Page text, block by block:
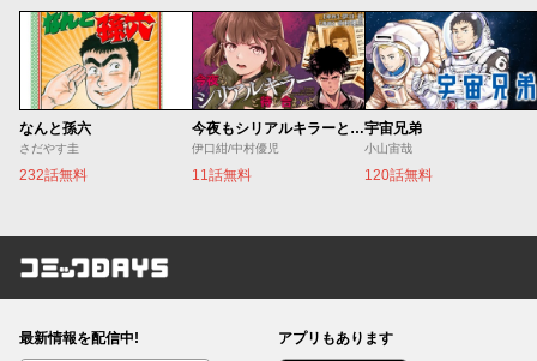
なんと孫六
さだやす圭
232話無料
今夜もシリアルキラーと待ち合わせ
伊口紺/中村優児
11話無料
宇宙兄弟
小山宙哉
120話無料
コミックDAYS
最新情報を配信中! アプリもあります